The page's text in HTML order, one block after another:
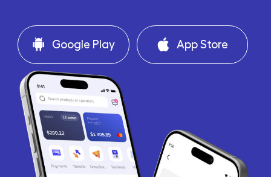
Google Play App Store